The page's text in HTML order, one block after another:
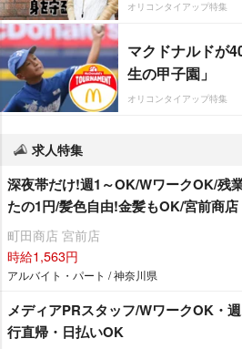
オリコンタイアップ特集
マクドナルドが
生の甲子園」
オリコンタイアップ特集
求人特集
深夜帯だけ!週1～OK/WワークOK/残
たの1円/髪色自由!金髪もOK/宮前商店
町田商店 宮前店
時給1,563円
アルバイト・パート / 神奈川県
メディアPRスタッフ/WワークOK・
行直帰・日払いOK